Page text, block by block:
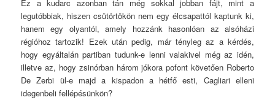
Ez a kudarc azonban tán még sokkal jobban fájt, mint a
legutóbbiak, hiszen csütörtökön nem egy élcsapattól kaptunk ki,
hanem egy olyantól, amely hozzánk hasonlóan az alsóházi
régióhoz tartozik! Ezek után pedig, már tényleg az a kérdés,
hogy egyáltalán partiban tudunk-e lenni valakivel még az idén,
illetve az, hogy zsinórban három jókora pofont követően Roberto
De Zerbi ül-e majd a kispadon a hétfő esti, Cagliari elleni
idegenbeli fellépésünkön?